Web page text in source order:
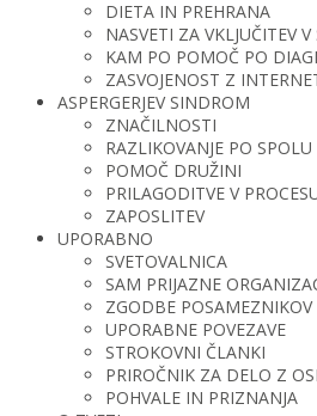
DIETA IN PREHRANA
NASVETI ZA VKLJUČITEV V
KAM PO POMOČ PO
ZASVOJENOST Z
ASPERGERJEV SINDROM
ZNAČILNOSTI
RAZLIKOVANJE PO SPOLU
POMOČ DRUŽINI
PRILAGODITVE V
ZAPOSLITEV
UPORABNO
SVETOVALNICA
SAM PRIJAZNE
ZGODBE POSAMEZNIKOV
UPORABNE POVEZAVE
STROKOVNI ČLANKI
PRIROČNIK ZA DELO Z
POHVALE IN PRIZNANJA